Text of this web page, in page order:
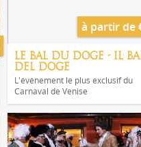
à partir de
LE BAL DU DOGE - IL
DEL DOGE
L'événement le plus exclusif du
Carnaval de Venise